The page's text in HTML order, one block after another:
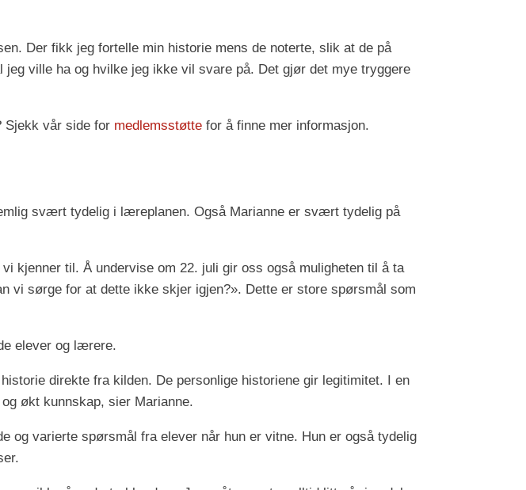
Der fikk jeg fortelle min historie mens de noterte, slik at de på
ville ha og hvilke jeg ikke vil svare på. Det gjør det mye tryggere
Sjekk vår side for medlemsstøtte for å finne mer informasjon.
svært tydelig i læreplanen. Også Marianne er svært tydelig på
kjenner til. Å undervise om 22. juli gir oss også muligheten til å ta
vi sørge for at dette ikke skjer igjen?». Dette er store spørsmål som
elever og lærere.
direkte fra kilden. De personlige historiene gir legitimitet. I en
økt kunnskap, sier Marianne.
og varierte spørsmål fra elever når hun er vitne. Hun er også tydelig